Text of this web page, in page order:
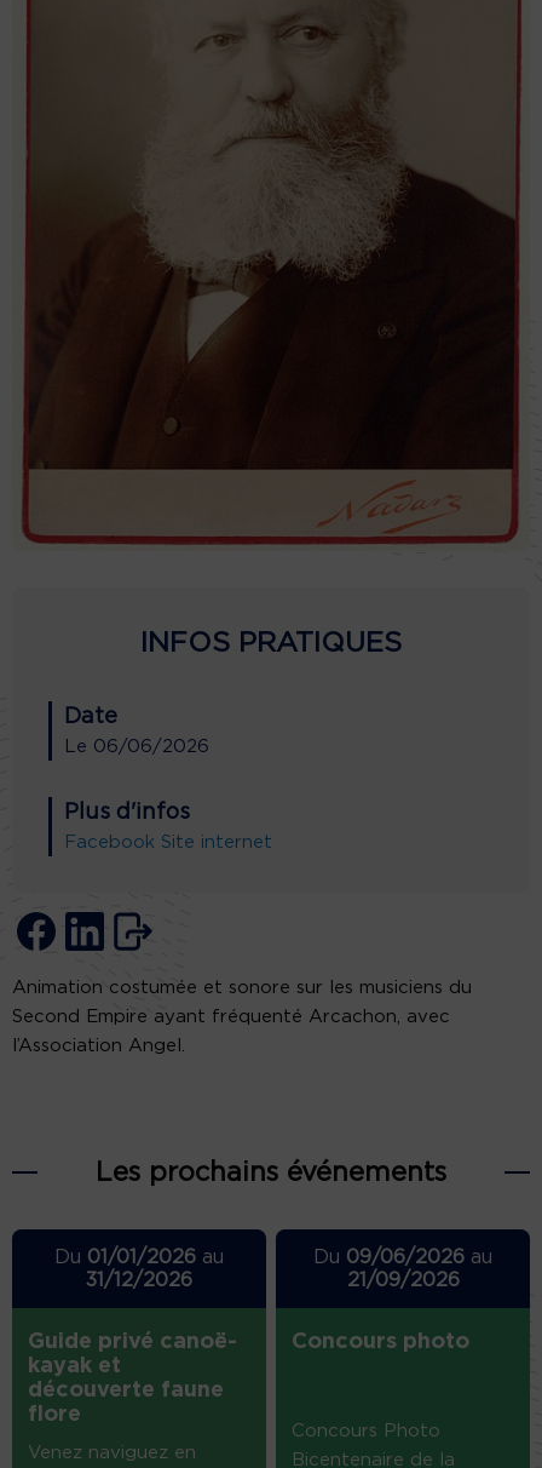
INFOS PRATIQUES
Date
Le 06/06/2026
Plus d'infos
Facebook Site internet
Animation costumée et sonore sur les musiciens du
Second Empire ayant fréquenté Arcachon, avec
l’Association Angel.
Les prochains événements
Du 01/01/2026au
31/12/2026
Guide privé canoë-
kayak et
découverte faune
flore
Venez naviguez en
Du 09/06/2026 au
21/09/2026
Concours photo
Concours Photo
Bicentenaire de la